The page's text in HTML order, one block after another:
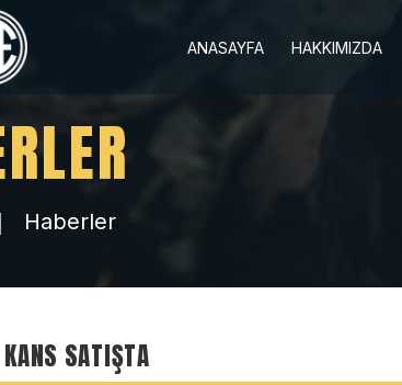
ANASAYFA HAKKIMIZDA
Haberler
SATIŞTA